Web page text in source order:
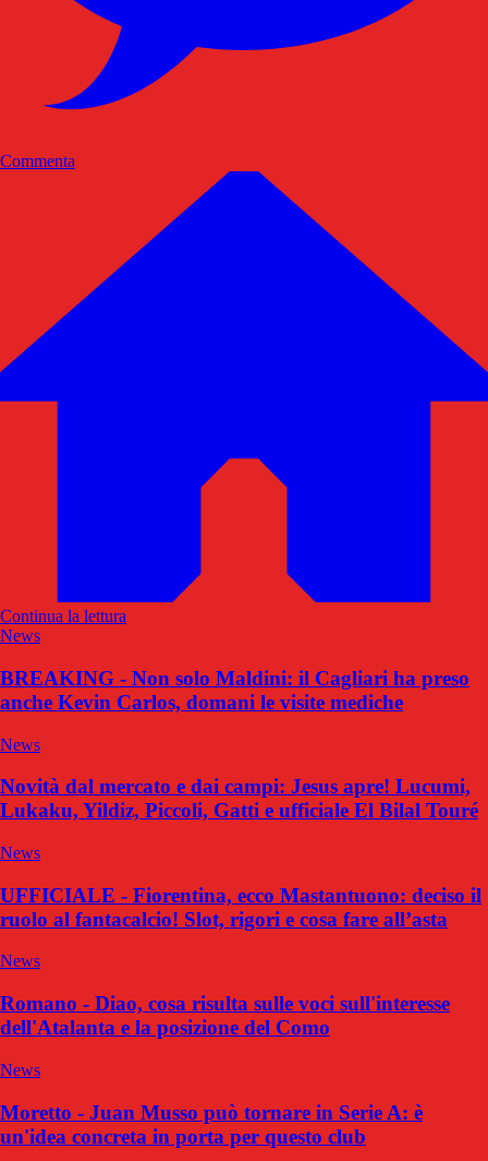
Commenta
Continua la lettura
News
BREAKING - Non solo Maldini: il Cagliari ha preso
anche Kevin Carlos, domani le visite mediche
News
Novità dal mercato e dai campi: Jesus apre! Lucumi,
Lukaku, Yildiz, Piccoli, Gatti e ufficiale El Bilal Touré
News
UFFICIALE - Fiorentina, ecco Mastantuono: deciso il
ruolo al fantacalcio! Slot, rigori e cosa fare all’asta
News
Romano - Diao, cosa risulta sulle voci sull'interesse
dell'Atalanta e la posizione del Como
News
Moretto - Juan Musso può tornare in Serie A: è
un'idea concreta in porta per questo club